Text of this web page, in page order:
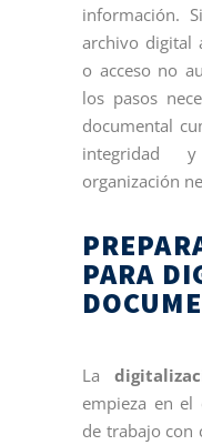
información.
archivo digital
o acceso no
los pasos
documental
integridad
organización
PARA
La
empieza en el
de trabajo con